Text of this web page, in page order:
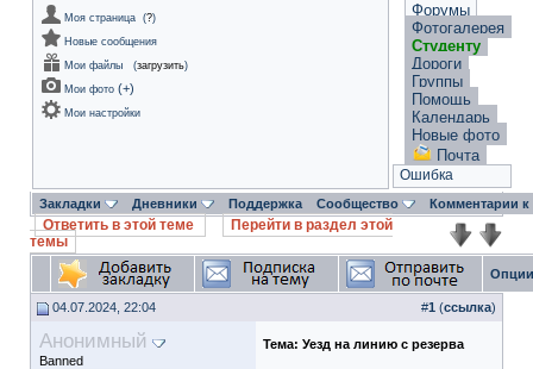
Моя страница (?)
Новые сообщения
Мои файлы
(загрузить)
Мои фото (+)
Мои настройки
Форумы
Фотогалерея
Студенту
Дороги
Группы
Помощь
Календарь
Новые фото
Почта
Ошибка
Закладки Дневники Поддержка Сообщество Комментарии
Ответить в этой теме
Перейти в раздел этой
темы
04.07.2024, 22:04 #1 (ссылка)
Анонимный
Banned
Тема: Уезд на линию с резерва